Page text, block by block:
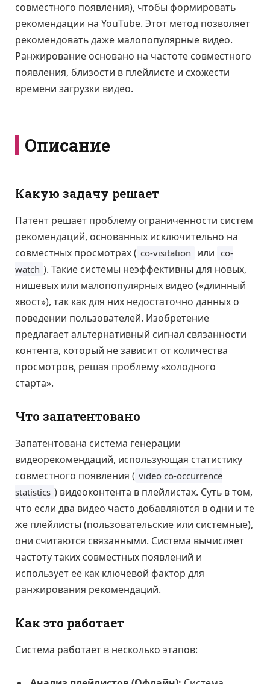
совместного появления), чтобы формировать
рекомендации на YouTube. Этот метод позволяет
рекомендовать даже малопопулярные видео.
Ранжирование основано на частоте совместного
появления, близости в плейлисте и схожести
времени загрузки видео.
Описание
Какую задачу решает
Патент решает проблему ограниченности систем
рекомендаций, основанных исключительно на
совместных просмотрах ( co-visitation или co-
watch ). Такие системы неэффективны для новых,
нишевых или малопопулярных видео («длинный
хвост»), так как для них недостаточно данных о
поведении пользователей. Изобретение
предлагает альтернативный сигнал связанности
контента, который не зависит от количества
просмотров, решая проблему «холодного
старта».
Что запатентовано
Запатентована система генерации
видеорекомендаций, использующая статистику
совместного появления ( video co-occurrence
statistics ) видеоконтента в плейлистах. Суть в том,
что если два видео часто добавляются в одни и те
же плейлисты (пользовательские или системные),
они считаются связанными. Система вычисляет
частоту таких совместных появлений и
использует ее как ключевой фактор для
ранжирования рекомендаций.
Как это работает
Система работает в несколько этапов: